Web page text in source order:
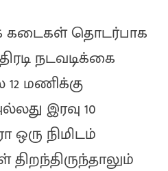
கடைகள் தொடர்பாக
நடவடிக்கை
12 மணிக்கு
இரவு 10
நிமிடம்